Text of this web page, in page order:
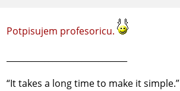
Potpisujem profesoricu.
“It takes a long time to make it simple.”